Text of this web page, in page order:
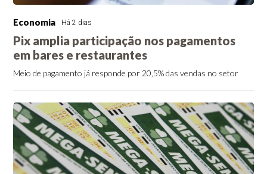
Economia Há 2 dias
Pix amplia participação nos pagamentos
em bares e restaurantes
Meio de pagamento já responde por 20,5% das vendas no setor